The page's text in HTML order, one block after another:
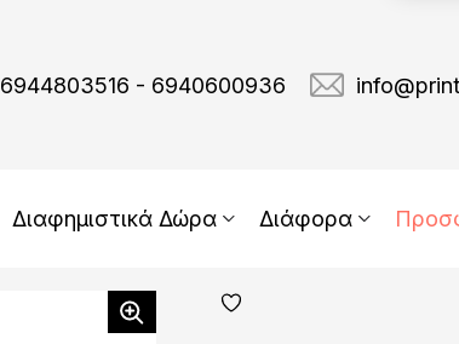
6944803516 - 6940600936
Διαφημιστικά Δώρα Διάφορα